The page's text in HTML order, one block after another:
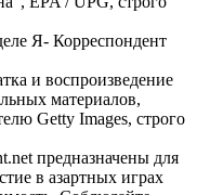
Я- Корреспондент
и воспроизведение
материалов,
Getty Images, строго
предназначены для
в азартных играх